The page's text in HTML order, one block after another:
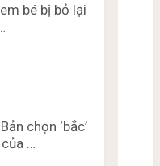
bé bị bỏ lại
chọn ‘bắc’
…